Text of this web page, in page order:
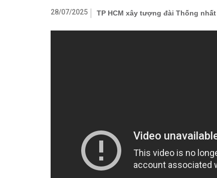
28/07/2025 TP HCM xây tượng đài Thống